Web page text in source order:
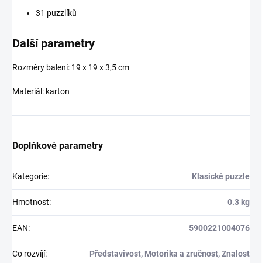
31 puzzlíků
Další parametry
Rozměry balení: 19 x 19 x 3,5 cm
Materiál: karton
Doplňkové parametry
Kategorie: Klasické puzzle
Hmotnost: 0.3 kg
EAN: 5900221004076
Co rozvíjí: Představivost, Motorika a zručnost, Znalost